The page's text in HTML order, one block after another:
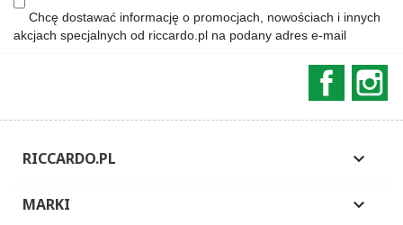
Chcę dostawać informację o promocjach, nowościach i innych
akcjach specjalnych od riccardo.pl na podany adres e-mail
RICCARDO.PL 
MARKI 